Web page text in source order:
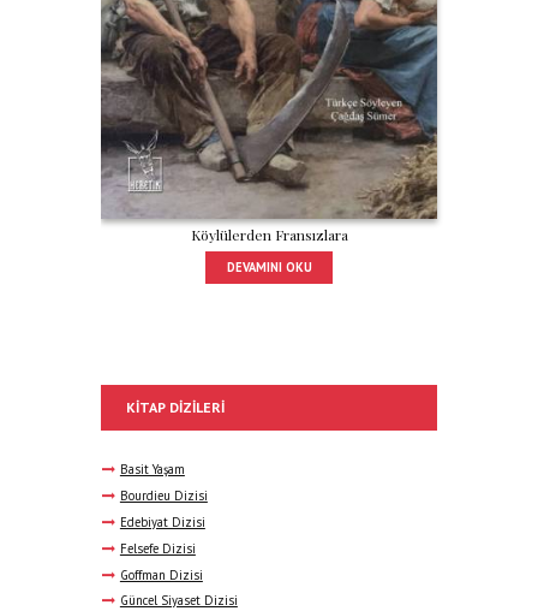
Köylülerden Fransızlara
DEVAMINI OKU
KITAP DIZILERI
Basit Yaşam
Bourdieu Dizisi
Edebiyat Dizisi
Felsefe Dizisi
Goffman Dizisi
Güncel Siyaset Dizisi